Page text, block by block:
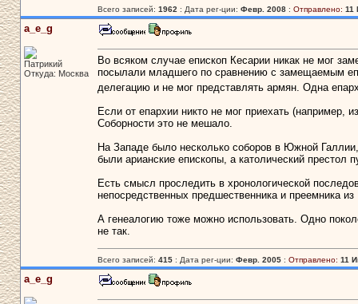
Всего записей: 1962 : Дата рег-ции: Февр. 2008: Отправлено: 11
a_e_g
Патрикий
Откуда: Москва
Во всяком случае епископ Кесарии никак не мог
посылали младшего по сравнению с замещаемым
делегацию и не мог представлять армян. Одна
Если от епархии никто не мог приехать (например,
Соборности это не мешало.
На Западе было несколько соборов в Южной
были арианские епископы, а католический престол
Есть смысл проследить в хронологической
непосредственных предшественника и преемника
А генеалогию тоже можно использовать. Одно
не так.
Всего записей: 415: Дата рег-ции: Февр. 2005: Отправлено: 11
a_e_g